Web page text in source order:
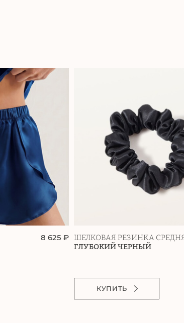
8 625 ₽
ШЕЛКОВАЯ РЕЗИНКА
ГЛУБОКИЙ ЧЕРНЫЙ
КУПИТЬ